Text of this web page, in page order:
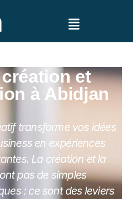
et
à Abidjan
transforme vos idées
en expériences
La création et la
pas de simples
: ce sont des leviers